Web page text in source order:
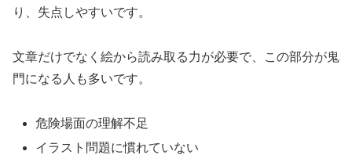
り、失点しやすいです。
文章だけでなく絵から読み取る力が必要で、この部分が鬼
門になる人も多いです。
危険場面の理解不足
イラスト問題に慣れていない